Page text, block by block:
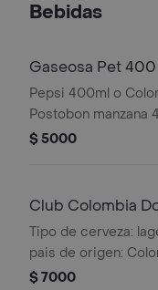
Bebidas
Gaseosa Pet
Pepsi 400ml o
Postobon manzana
$ 5000
Club Colombia
Tipo de cerveza:
pais de origen:
$ 7000